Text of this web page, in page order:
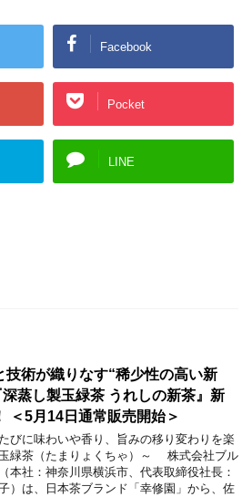
Facebook
Pocket
LINE
技術が織りなす“稀少性の高い新
深蒸し製玉緑茶 うれしの新茶』新
＜5月14日通常販売開始＞
びに味わいや香り、旨みの移り変わりを楽
緑茶（たまりょくちゃ）～ 株式会社ブル
本社：神奈川県横浜市、代表取締役社長：
）は、日本茶ブランド「幸修園」から、佐